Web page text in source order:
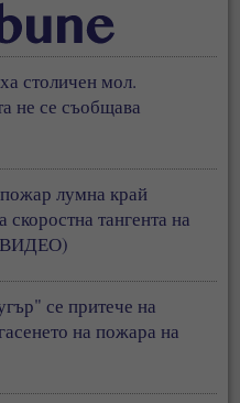
столичен мол.
не се съобщава
лумна край
скоростна тангента на
се притече на
на пожара на